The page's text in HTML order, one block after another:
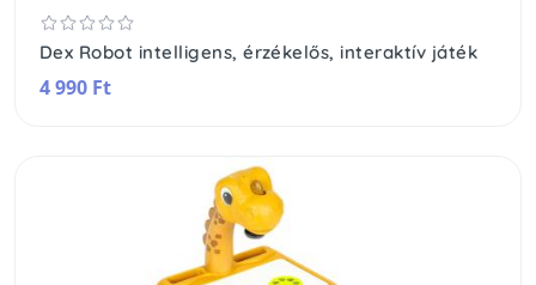
Dex Robot intelligens, érzékelős, interaktív játék
4 990 Ft